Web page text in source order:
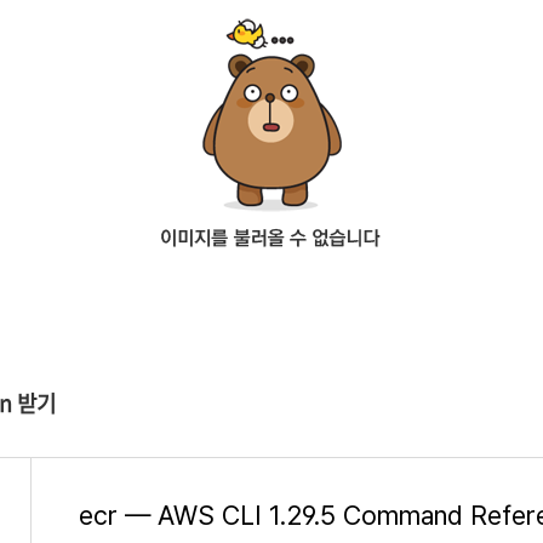
받기
ecr — AWS CLI 1.29.5 Command